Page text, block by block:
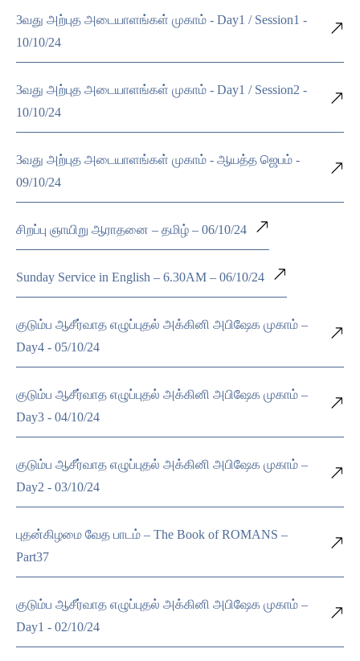
3வது அற்புத அடையாளங்கள் முகாம் - Day1 / Session1 -
10/10/24
3வது அற்புத அடையாளங்கள் முகாம் - Day1 / Session2 -
10/10/24
3வது அற்புத அடையாளங்கள் முகாம் - ஆயத்த ஜெபம் -
09/10/24
சிறப்பு ஞாயிறு ஆராதனை – தமிழ் – 06/10/24
Sunday Service in English – 6.30AM – 06/10/24
குடும்ப ஆசீர்வாத எழுப்புதல் அக்கினி அபிஷேக முகாம் –
Day4 - 05/10/24
குடும்ப ஆசீர்வாத எழுப்புதல் அக்கினி அபிஷேக முகாம் –
Day3 - 04/10/24
குடும்ப ஆசீர்வாத எழுப்புதல் அக்கினி அபிஷேக முகாம் –
Day2 - 03/10/24
புதன்கிழமை வேத பாடம் – The Book of ROMANS –
Part37
குடும்ப ஆசீர்வாத எழுப்புதல் அக்கினி அபிஷேக முகாம் –
Day1 - 02/10/24